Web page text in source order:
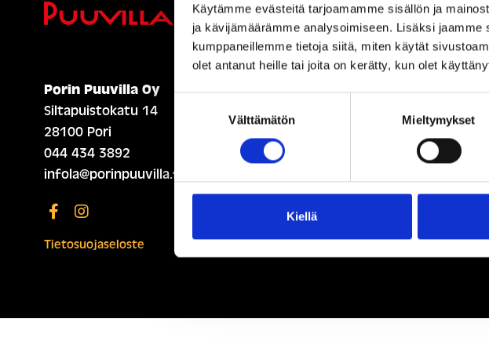
Käytämme evästeitä tarjoamamme sisällön ja
ja kävijämäärämme analysoimiseen. Lisäksi
kumppaneillemme tietoja siitä, miten käytät
olet antanut heille tai joita on kerätty, kun olet
Välttämätön Mieltymykset
Kiellä
Ihmisiä, iloa ja
Porin Puuvilla Oy
Siltapuistokatu 14
28100 Pori
044 434 3892
infola@porinpuuvilla.fi
Tietosuojaseloste
ETUSIVU (ENGLISH)